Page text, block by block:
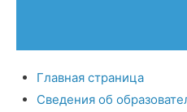
Главная страница
Сведения об